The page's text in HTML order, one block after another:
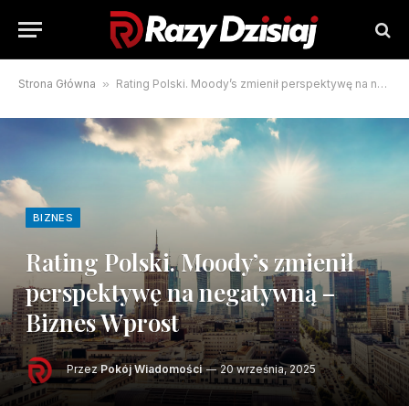
Strona Główna » Rating Polski. Moody’s zmienił perspektywę na negatywną – Biznes Wprost
BIZNES
Rating Polski. Moody’s zmienił
perspektywę na negatywną –
Biznes Wprost
Przez Pokój Wiadomości 20 września, 2025